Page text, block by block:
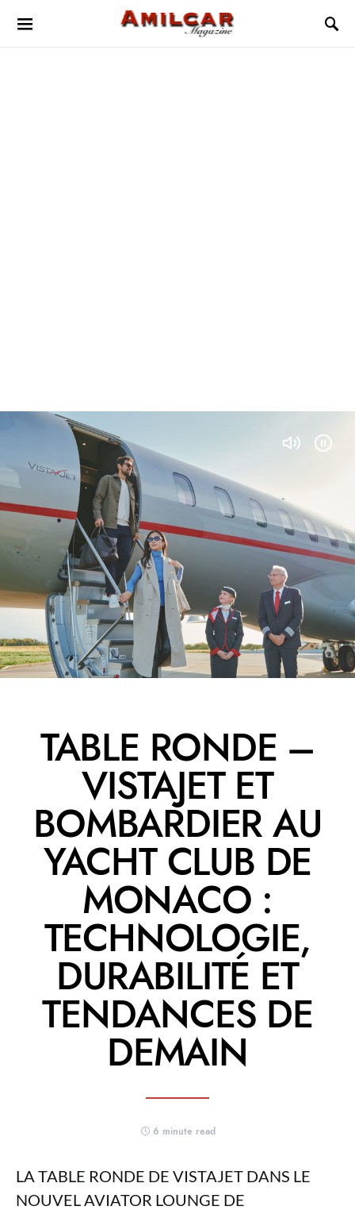
TABLE RONDE –
VISTAJET ET
BOMBARDIER AU
YACHT CLUB DE
MONACO :
TECHNOLOGIE,
DURABILITÉ ET
TENDANCES DE
DEMAIN
6 minute read
LA TABLE RONDE DE VISTAJET DANS LE
NOUVEL AVIATOR LOUNGE DE